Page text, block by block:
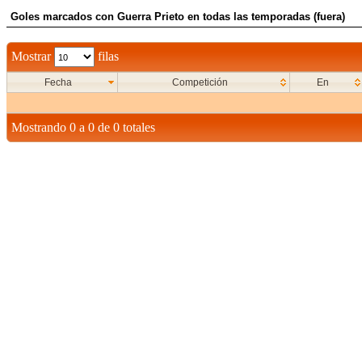
Goles marcados con Guerra Prieto en todas las temporadas (fuera)
Mostrar filas
Fecha Competición En
Mostrando 0 a 0 de 0 totales